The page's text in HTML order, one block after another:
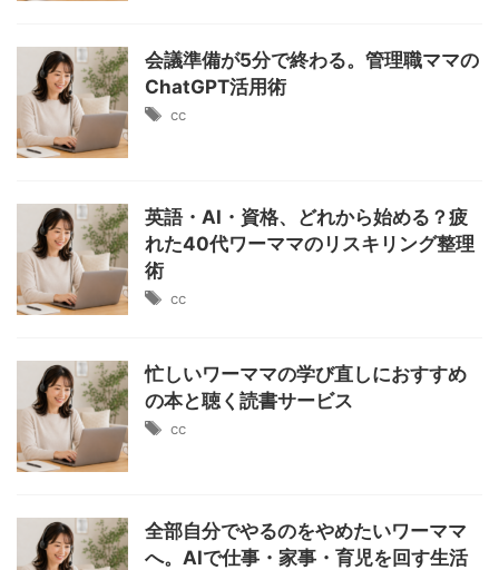
会議準備が5分で終わる。管理職ママの
ChatGPT活用術
cc
英語・AI・資格、どれから始める？疲
れた40代ワーママのリスキリング整理
術
cc
忙しいワーママの学び直しにおすすめ
の本と聴く読書サービス
cc
全部自分でやるのをやめたいワーママ
へ。AIで仕事・家事・育児を回す生活